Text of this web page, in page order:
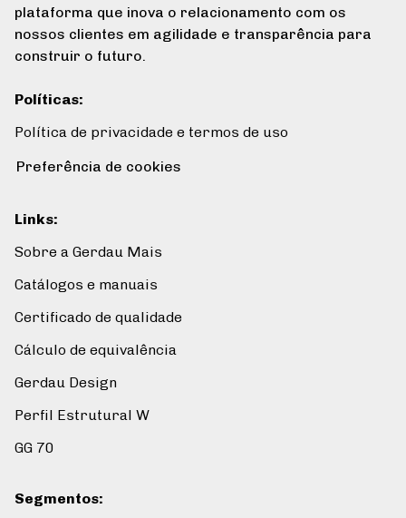
plataforma que inova o relacionamento com os
nossos clientes em agilidade e transparência para
construir o futuro.
Políticas:
Política de privacidade e termos de uso
Preferência de cookies
Links:
Sobre a Gerdau Mais
Catálogos e manuais
Certificado de qualidade
Cálculo de equivalência
Gerdau Design
Perfil Estrutural W
GG 70
Segmentos: